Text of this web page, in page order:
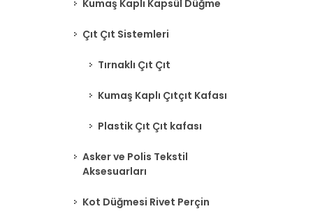
Kumaş Kaplı Kapsül Düğme
Çıt Çıt Sistemleri
Tırnaklı Çıt Çıt
Kumaş Kaplı Çıtçıt Kafası
Plastik Çıt Çıt kafası
Asker ve Polis Tekstil
Aksesuarları
Kot Düğmesi Rivet Perçin